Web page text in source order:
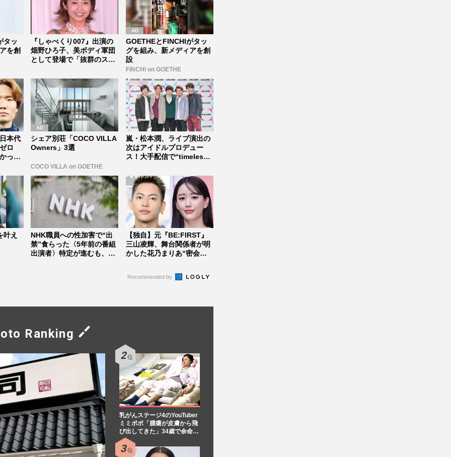
タッ
を創
『しゃべくり007』出演の
畑野ひろ子、美ボディ軍団
として登場で「抜群のスタ
GOETHEとFINCHIがタッ
グを組み、新メディアを創
設
FINCHI on GOETHE
本代
ロ
った
シェア別荘「COCO VILLA
Owners」3選
COCO VILLA on GOETHE
嵐・松本潤、ライブ演出の
次はアイドルプロデュー
ス！大手配信で“timelesz
叶え
NHK職員への性加害で“出
禁”食らった〈5年前の番組
出演者〉特定が進むも、ネ
【独自】元『BE:FIRST』
三山凌輝、舞台関係者が明
かした花乃まりあ“密会報
Recommended by
Ranking
乳がんステージ4のYouTuber
ミミポポ「腫瘍が皮膚から飛
び出してきた」34歳で余命…